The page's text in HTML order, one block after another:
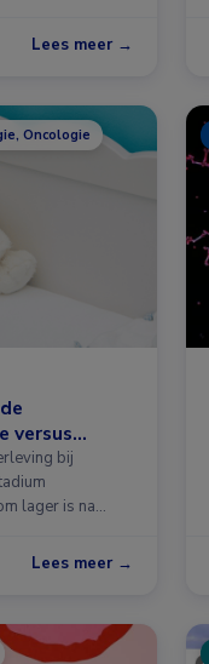
Lees meer →
Oncologie
versus
bij
lager is na
Lees meer →